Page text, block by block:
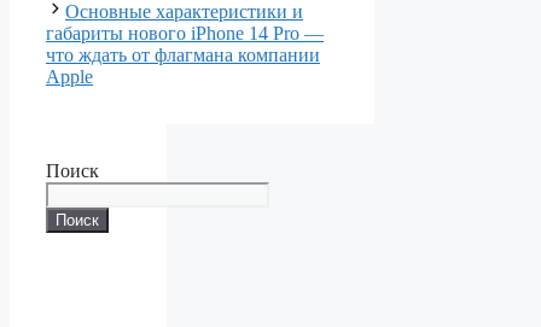
Основные характеристики и
габариты нового iPhone 14 Pro —
что ждать от флагмана компании
Apple
Поиск
Поиск